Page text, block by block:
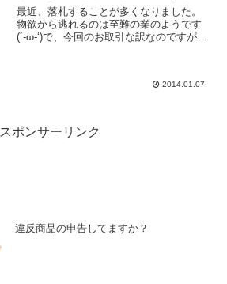
最近、落札することが多くなりました。
物欲から逃れるのは至難の業のようです
(´-ω-‘)で、今回のお取引な訳なのですが。
2014.01.07
スポンサーリンク
違反商品の申告してますか？